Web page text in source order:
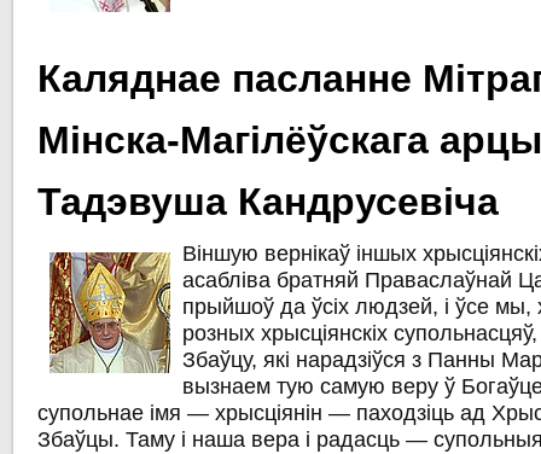
Каляднае пасланне
Мінска-Магілёўскага
Тадэвуша Кандрусевіча
Вiншую вернікаў іншых
асаблiва братняй Праваслаўнай
прыйшоў да ўсiх людзей, i ўсе
розных хрысцiянскiх
Збаўцу, якi нарадзiўся з Панны
вызнаем тую самую веру ў
супольнае iмя — хрысцiянiн — паходзiць ад
Збаўцы. Таму i наша вера і радасць —